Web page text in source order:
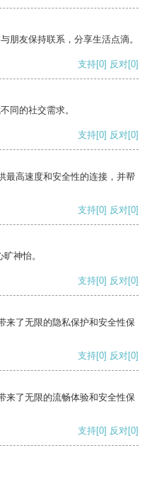
朋友保持联系，分享生活点滴。
支持[0] 反对[0]
同的社交需求。
支持[0] 反对[0]
最高速度和安全性的连接，并帮
支持[0] 反对[0]
神怡。
支持[0] 反对[0]
来了无限的隐私保护和安全性保
支持[0] 反对[0]
来了无限的流畅体验和安全性保
支持[0] 反对[0]